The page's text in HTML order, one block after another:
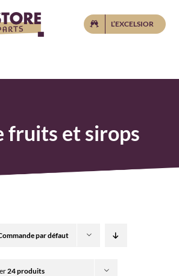
L’EXCELSIOR
fruits et sirops
par défaut
24 produits